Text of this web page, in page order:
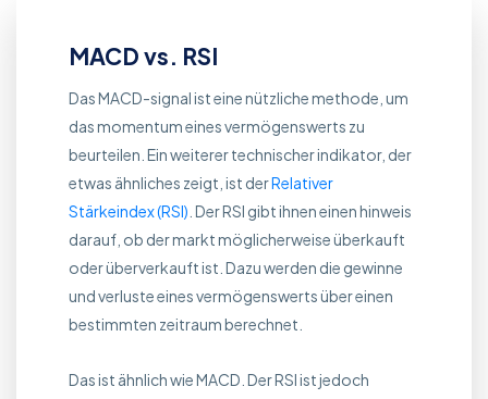
MACD vs. RSI
Das MACD-signal ist eine nützliche methode, um
das momentum eines vermögenswerts zu
beurteilen. Ein weiterer technischer indikator, der
etwas ähnliches zeigt, ist derRelativer
Stärkeindex (RSI) . Der RSI gibt ihnen einen hinweis
darauf, ob der markt möglicherweise überkauft
oder überverkauft ist. Dazu werden die gewinne
und verluste eines vermögenswerts über einen
bestimmten zeitraum berechnet.
Das ist ähnlich wie MACD. Der RSI ist jedoch